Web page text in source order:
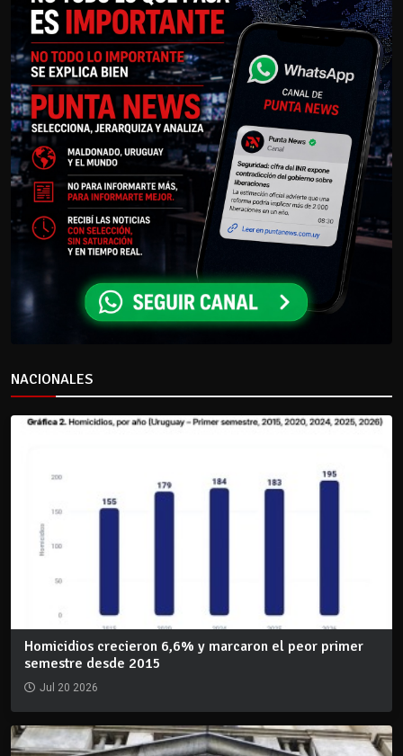
NACIONALES
Homicidios crecieron 6,6% y marcaron el peor primer
semestre desde 2015
Jul 20 2026